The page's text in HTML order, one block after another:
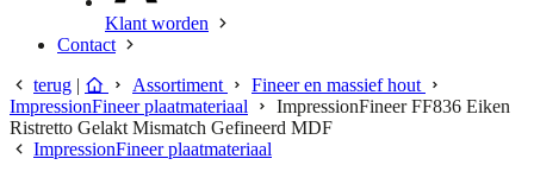
Klant worden
Contact
terug | Assortiment
Fineer en massief hout
ImpressionFineer plaatmateriaal
ImpressionFineer FF836 Eiken
Ristretto Gelakt Mismatch Gefineerd MDF
ImpressionFineer plaatmateriaal